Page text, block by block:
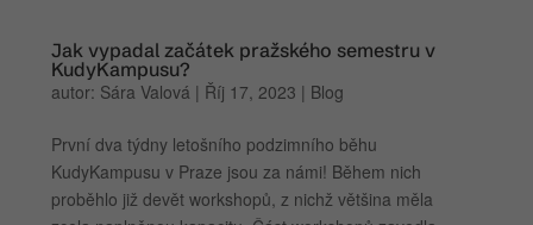
Jak vypadal začátek pražského semestru v
KudyKampusu?
autor: Sára Valová | Říj 17, 2023 | Blog
První dva týdny letošního podzimního běhu
KudyKampusu v Praze jsou za námi! Během nich
proběhlo již devět workshopů, z nichž většina měla